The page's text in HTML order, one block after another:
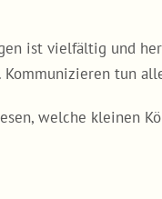
ist vielfältig und
tun
welche kleinen